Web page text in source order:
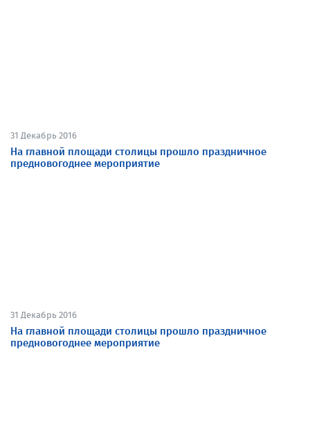
31 Декабрь 2016
На главной площади столицы прошло праздничное
предновогоднее мероприятие
31 Декабрь 2016
На главной площади столицы прошло праздничное
предновогоднее мероприятие